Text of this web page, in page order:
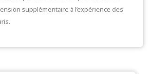
supplémentaire à l’expérience des